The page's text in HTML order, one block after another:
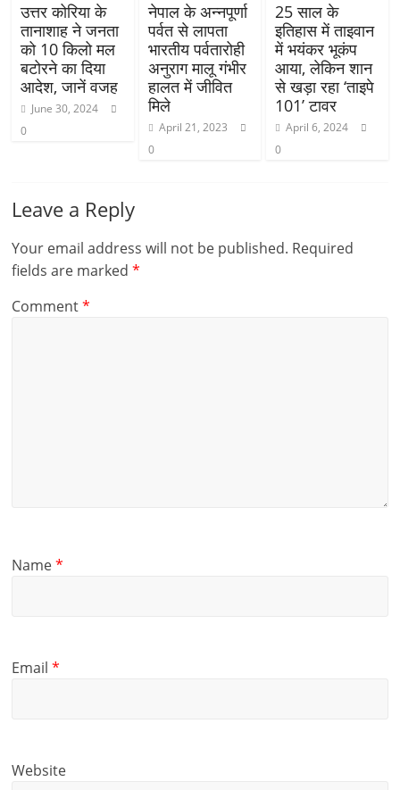
उत्तर कोरिया के
तानाशाह ने जनता
को 10 किलो मल
बटोरने का दिया
आदेश, जानें वजह
June 30, 2024
0
नेपाल के अन्नपूर्णा
पर्वत से लापता
भारतीय पर्वतारोही
अनुराग मालू गंभीर
हालत में जीवित
मिले
April 21, 2023
0
25 साल के
इतिहास में ताइवान
में भयंकर भूकंप
आया, लेकिन शान
से खड़ा रहा ‘ताइपे
101’ टावर
April 6, 2024
0
Leave a Reply
Your email address will not be published. Required
fields are marked*
Comment*
Name*
Email*
Website